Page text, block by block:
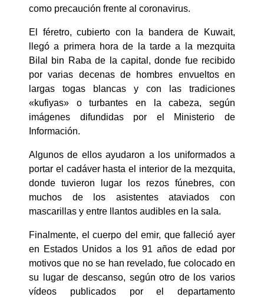
como precaución frente al coronavirus.
El féretro, cubierto con la bandera de Kuwait,
llegó a primera hora de la tarde a la mezquita
Bilal bin Raba de la capital, donde fue recibido
por varias decenas de hombres envueltos en
largas togas blancas y con las tradiciones
«kufiyas» o turbantes en la cabeza, según
imágenes difundidas por el Ministerio de
Información.
Algunos de ellos ayudaron a los uniformados a
portar el cadáver hasta el interior de la mezquita,
donde tuvieron lugar los rezos fúnebres, con
muchos de los asistentes ataviados con
mascarillas y entre llantos audibles en la sala.
Finalmente, el cuerpo del emir, que falleció ayer
en Estados Unidos a los 91 años de edad por
motivos que no se han revelado, fue colocado en
su lugar de descanso, según otro de los varios
vídeos publicados por el departamento